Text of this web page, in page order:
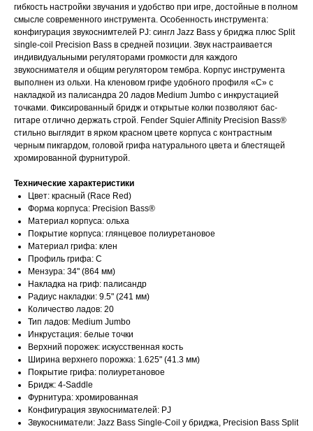
гибкость настройки звучания и удобство при игре, достойные в полном
смысле современного инструмента. Особенность инструмента:
конфигурация звукоснимтелей PJ: сингл Jazz Bass у бриджа плюс Split
single-coil Precision Bass в средней позиции. Звук настраивается
индивидуальными регуляторами громкости для каждого
звукоснимателя и общим регулятором тембра. Корпус инструмента
выполнен из ольхи. На кленовом грифе удобного профиля «С» с
накладкой из палисандра 20 ладов Medium Jumbo с инкрустацией
точками. Фиксированный бридж и открытые колки позволяют бас-
гитаре отлично держать строй. Fender Squier Affinity Precision Bass®
стильно выглядит в ярком красном цвете корпуса с контрастным
черным пикгардом, головой грифа натурального цвета и блестящей
хромированной фурнитурой.
Технические характеристики
Цвет: красный (Race Red)
Форма корпуса: Precision Bass®
Материал корпуса: ольха
Покрытие корпуса: глянцевое полиуретановое
Материал грифа: клен
Профиль грифа: С
Мензура: 34" (864 мм)
Накладка на гриф: палисандр
Радиус накладки: 9.5" (241 мм)
Количество ладов: 20
Тип ладов: Medium Jumbo
Инкрустация: белые точки
Верхний порожек: искусственная кость
Ширина верхнего порожка: 1.625" (41.3 мм)
Покрытие грифа: полиуретановое
Бридж: 4-Saddle
Фурнитура: хромированная
Конфигурация звукоснимателей: PJ
Звукосниматели: Jazz Bass Single-Coil у бриджа, Precision Bass Split